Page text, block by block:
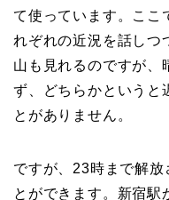
て使っています。ここ
れぞれの近況を話しつ
山も見れるのですが、
ず、どちらかというと
とがありません。
ですが、23時まで解放
とができます。新宿駅